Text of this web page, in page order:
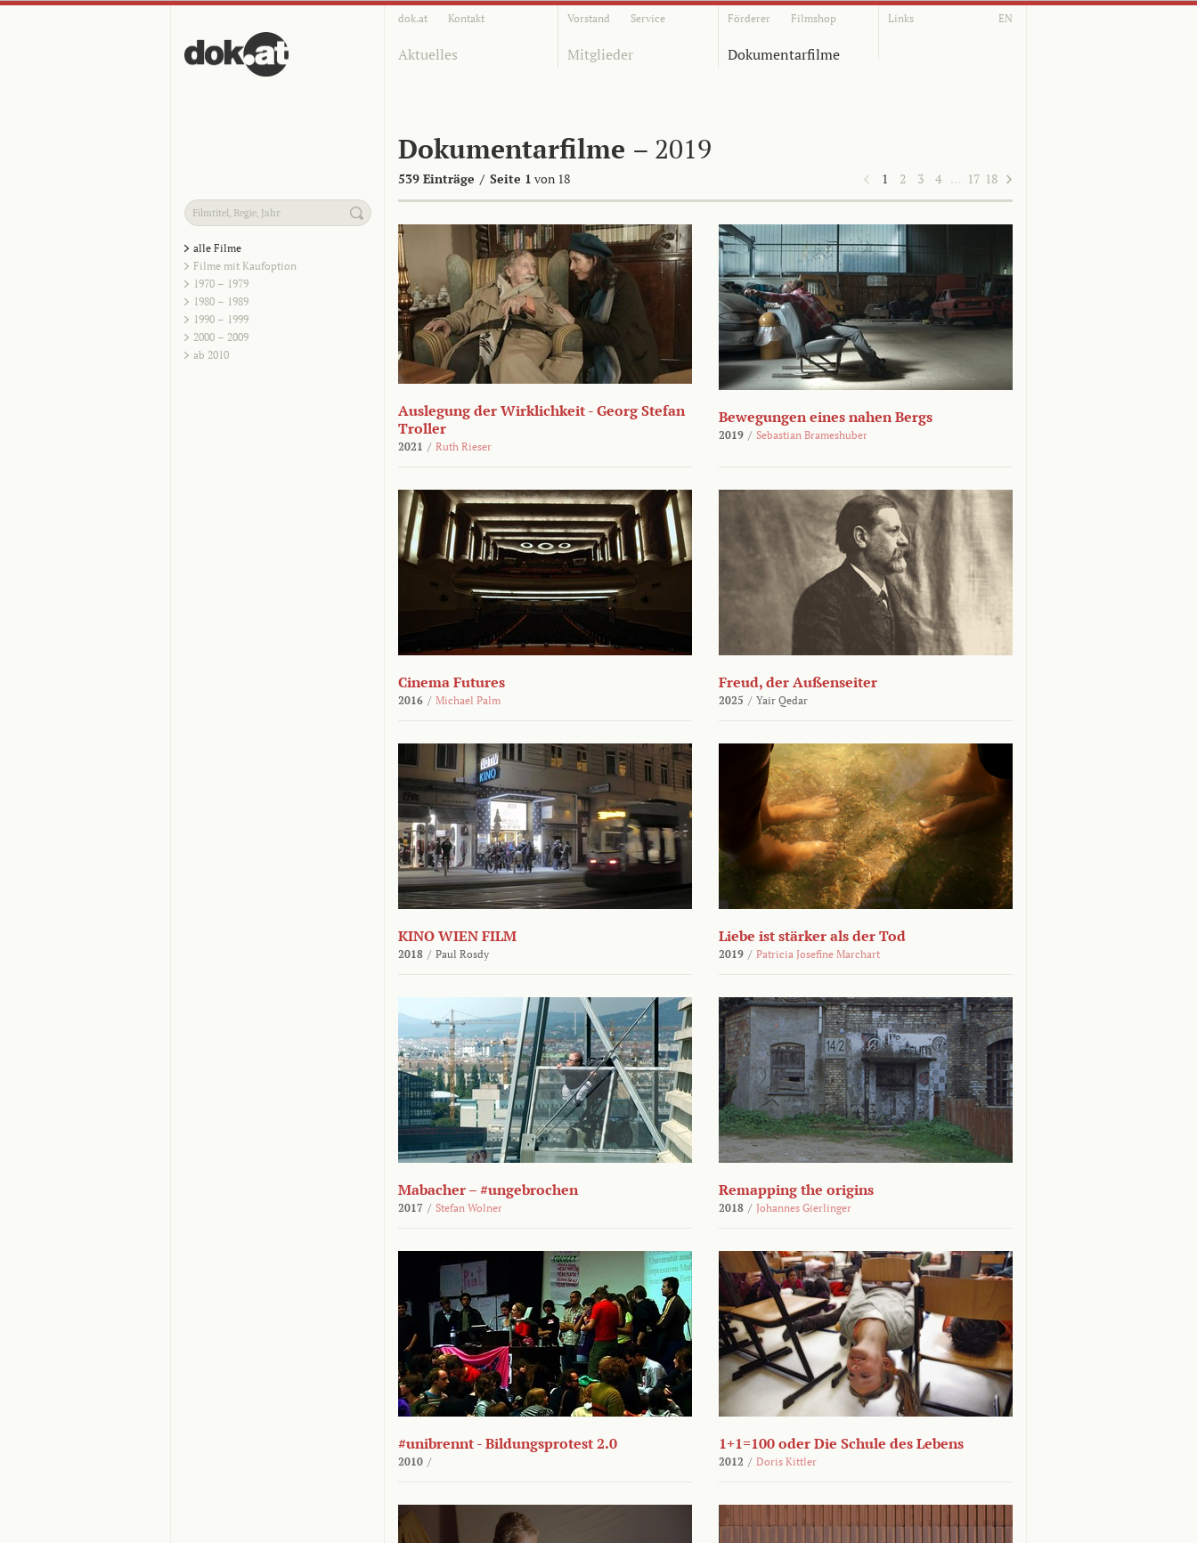
dok.at Kontakt Vorstand Service Förderer Filmshop Links EN
Aktuelles Mitglieder Dokumentarfilme
Dokumentarfilme – 2019
539 Einträge / Seite 1 von 18 1 2 3 4 … 17 18
alle Filme
Filme mit Kaufoption
1970 – 1979
1980 – 1989
1990 – 1999
2000 – 2009
ab 2010
Auslegung der Wirklichkeit - Georg Stefan
Troller
2021 / Ruth Rieser
Bewegungen eines nahen Bergs
2019 / Sebastian Brameshuber
Cinema Futures
2016 / Michael Palm
Freud, der Außenseiter
2025 / Yair Qedar
KINO WIEN FILM
2018 / Paul Rosdy
Liebe ist stärker als der Tod
2019 / Patricia Josefine Marchart
Mabacher – #ungebrochen
2017 / Stefan Wolner
Remapping the origins
2018 / Johannes Gierlinger
#unibrennt - Bildungsprotest 2.0
2010 /
1+1=100 oder Die Schule des Lebens
2012 / Doris Kittler